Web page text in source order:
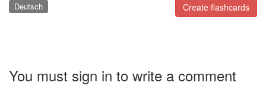
Create flashcards
Deutsch
You must sign in to write a comment